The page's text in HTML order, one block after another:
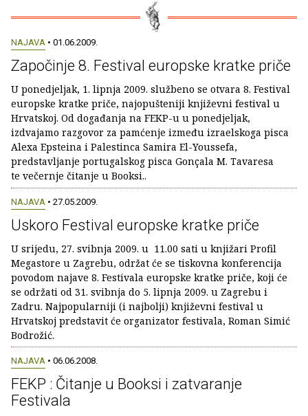
NAJAVA • 01.06.2009.
Započinje 8. Festival europske kratke priče
U ponedjeljak, 1. lipnja 2009. službeno se otvara 8. Festival
europske kratke priče, najopušteniji književni festival u
Hrvatskoj. Od događanja na FEKP-u u ponedjeljak,
izdvajamo razgovor za pamćenje između izraelskoga pisca
Alexa Epsteina i Palestinca Samira El-Youssefa,
predstavljanje portugalskog pisca Gonçala M. Tavaresa
te večernje čitanje u Booksi..
NAJAVA • 27.05.2009.
Uskoro Festival europske kratke priče
U srijedu, 27. svibnja 2009. u 11.00 sati u knjižari Profil
Megastore u Zagrebu, održat će se tiskovna konferencija
povodom najave 8. Festivala europske kratke priče, koji će
se održati od 31. svibnja do 5. lipnja 2009. u Zagrebu i
Zadru. Najpopularniji (i najbolji) književni festival u
Hrvatskoj predstavit će organizator festivala, Roman Simić
Bodrožić.
NAJAVA • 06.06.2008.
FEKP : Čitanje u Booksi i zatvaranje
Festivala